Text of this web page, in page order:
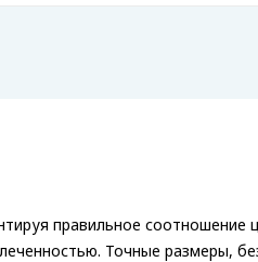
правильное соотношение
Точные размеры,